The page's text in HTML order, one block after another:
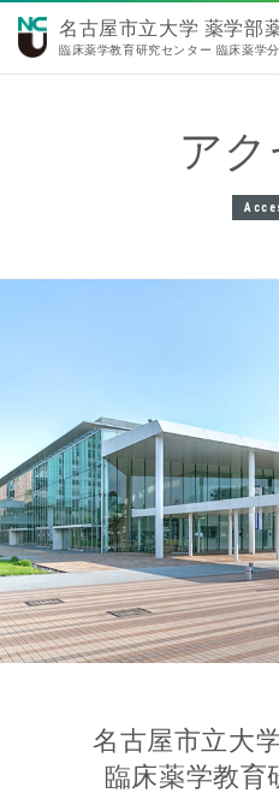
名古屋市立大学 薬学部
臨床薬学教育研究センター 臨床薬学
アク
名古屋市立大
臨床薬学教育